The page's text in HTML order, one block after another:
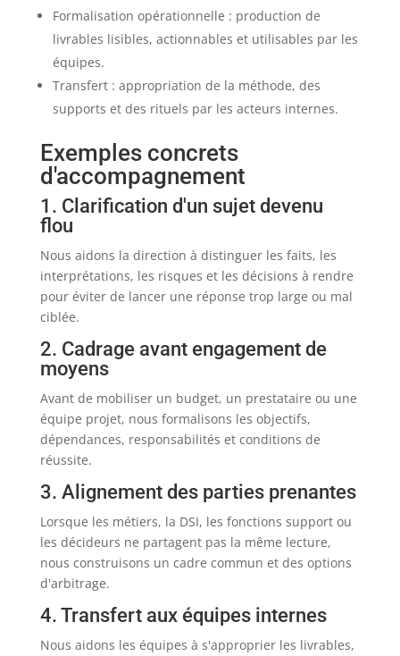
Formalisation opérationnelle : production de
livrables lisibles, actionnables et utilisables par les
équipes.
Transfert : appropriation de la méthode, des
supports et des rituels par les acteurs internes.
Exemples concrets
d'accompagnement
1. Clarification d'un sujet devenu
flou
Nous aidons la direction à distinguer les faits, les
interprétations, les risques et les décisions à rendre
pour éviter de lancer une réponse trop large ou mal
ciblée.
2. Cadrage avant engagement de
moyens
Avant de mobiliser un budget, un prestataire ou une
équipe projet, nous formalisons les objectifs,
dépendances, responsabilités et conditions de
réussite.
3. Alignement des parties prenantes
Lorsque les métiers, la DSI, les fonctions support ou
les décideurs ne partagent pas la même lecture,
nous construisons un cadre commun et des options
d'arbitrage.
4. Transfert aux équipes internes
Nous aidons les équipes à s'approprier les livrables,